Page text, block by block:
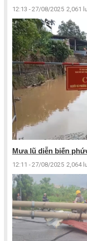
12:13 - 27/08/2025 2,061
Mưa lũ diễn biến
12:11 - 27/08/2025 2,064